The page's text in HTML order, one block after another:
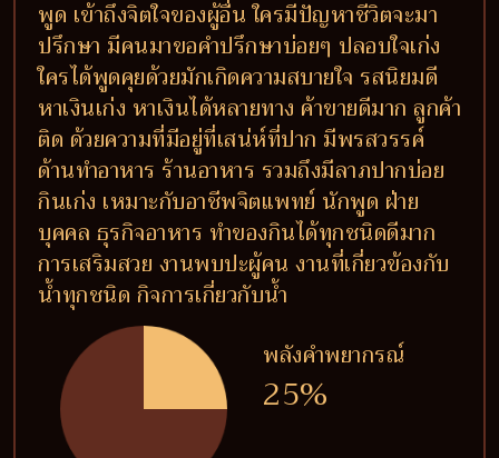
พูด เข้าถึงจิตใจของผู้อื่น ใครมีปัญหาชีวิตจะมา
ปรึกษา มีคนมาขอคำปรึกษาบ่อยๆ ปลอบใจเก่ง
ใครได้พูดคุยด้วยมักเกิดความสบายใจ รสนิยมดี
หาเงินเก่ง หาเงินได้หลายทาง ค้าขายดีมาก ลูกค้า
ติด ด้วยความที่มีอยู่ที่เสน่ห์ที่ปาก มีพรสวรรค์
ด้านทำอาหาร ร้านอาหาร รวมถึงมีลาภปากบ่อย
กินเก่ง เหมาะกับอาชีพจิตแพทย์ นักพูด ฝ่าย
บุคคล ธุรกิจอาหาร ทำของกินได้ทุกชนิดดีมาก
การเสริมสวย งานพบปะผู้คน งานที่เกี่ยวข้องกับ
น้ำทุกชนิด กิจการเกี่ยวกับน้ำ
พลังคำพยากรณ์
25%